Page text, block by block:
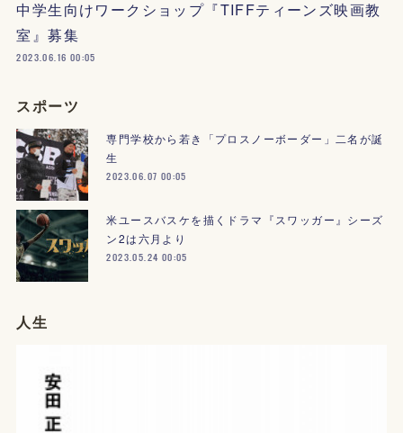
中学生向けワークショップ『TIFFティーンズ映画教
室』募集
2023.06.16 00:05
スポーツ
専門学校から若き「プロスノーボーダー」二名が誕
生
2023.06.07 00:05
米ユースバスケを描くドラマ『スワッガー』シーズ
ン2は六月より
2023.05.24 00:05
人生